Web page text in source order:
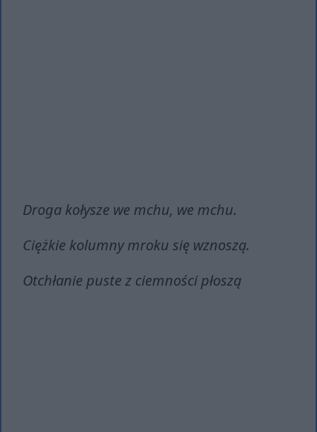
Droga kołysze we mchu, we mchu.
Ciężkie kolumny mroku się wznoszą.
Otchłanie puste z ciemności płoszą